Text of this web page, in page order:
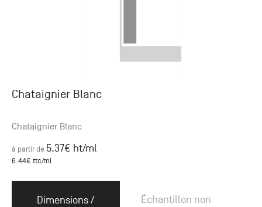
Chataignier Blanc
Chataignier Blanc
à partir de 5.37€ ht/ml
6.44€ ttc/ml
Dimensions /
Échantillon non